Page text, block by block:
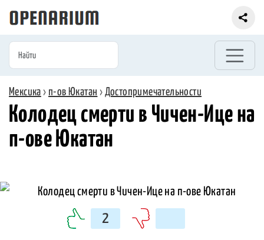
Мексика › п-ов Юкатан › Достопримечательности
Колодец смерти в Чичен-Ице на
п-ове Юкатан
2